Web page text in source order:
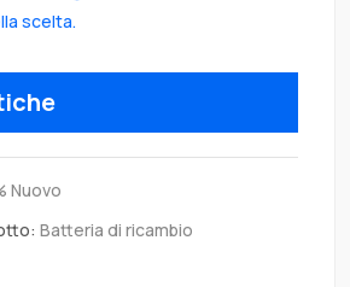
scelta.
Nuovo
Batteria di ricambio